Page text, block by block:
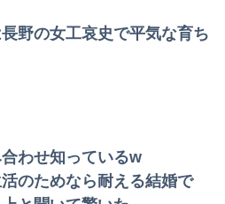
野の女工哀史で平気な育ち
わせ知っているw
のためなら耐える結婚で